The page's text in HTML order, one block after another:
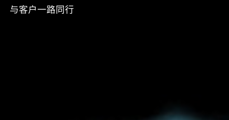
与客户一路同行